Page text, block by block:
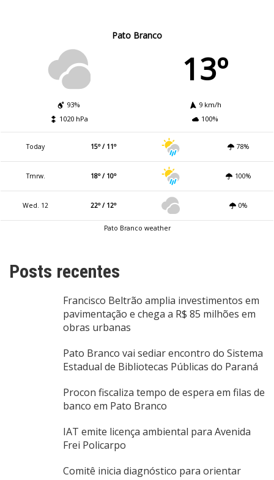
Pato Branco
13º
93%
9 km/h
1020 hPa
100%
Today 15º / 11º 78%
Tmrw. 18º / 10º 100%
Wed. 12 22º / 12º 0%
Pato Branco weather
Posts recentes
Francisco Beltrão amplia investimentos em
pavimentação e chega a R$ 85 milhões em
obras urbanas
Pato Branco vai sediar encontro do Sistema
Estadual de Bibliotecas Públicas do Paraná
Procon fiscaliza tempo de espera em filas de
banco em Pato Branco
IAT emite licença ambiental para Avenida
Frei Policarpo
Comitê inicia diagnóstico para orientar